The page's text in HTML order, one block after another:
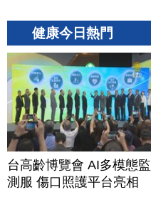
健康今日熱門
台高齡博覽會 AI多模態監
測服 傷口照護平台亮相